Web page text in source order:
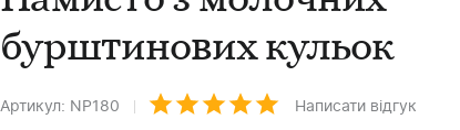
бурштинових кульок
Артикул: NP180 Написати відгук